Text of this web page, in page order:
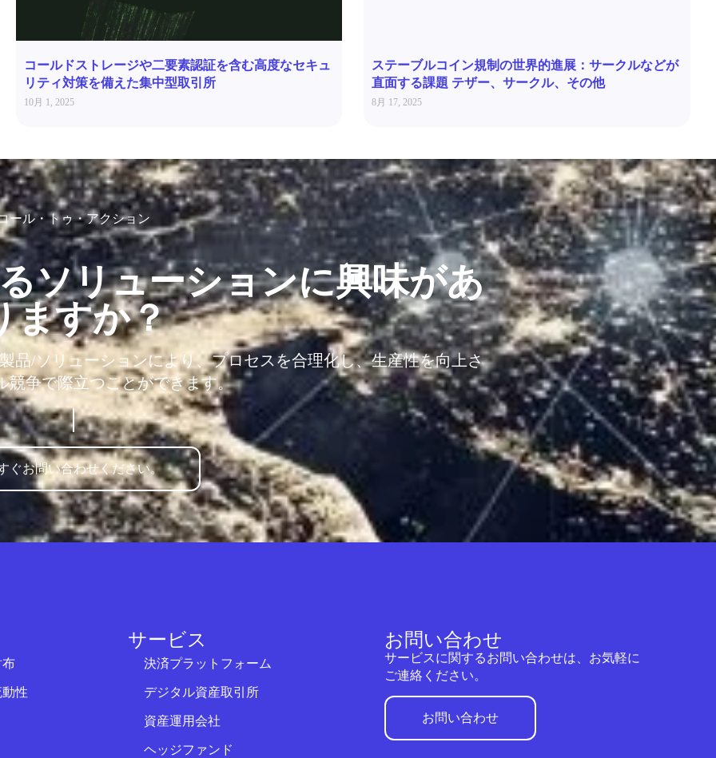
コールドストレージや二要素認証を含む高度なセキュ
リティ対策を備えた集中型取引所
10月 1, 2025
ステーブルコイン規制の世界的進展：サークルなどが
直面する課題 テザー、サークル、その他
8月 17, 2025
ール・トゥ・アクション
ソリューションに興味があ
ますか？
品/ソリューションにより、プロセスを合理化し、生産性を向上さ
競争で際立つことができます。
ぐお問い合わせください。
性
サービス
決済プラットフォーム
デジタル資産取引所
資産運用会社
ヘッジファンド
お問い合わせ
サービスに関するお問い合わせは、お気軽に
ご連絡ください。
お問い合わせ